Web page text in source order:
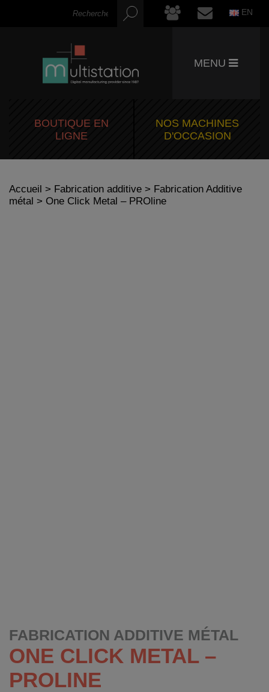
EN
MENU
BOUTIQUE EN
LIGNE
NOS MACHINES
D'OCCASION
Accueil > Fabrication additive > Fabrication Additive
métal > One Click Metal – PROline
FABRICATION ADDITIVE MÉTAL
ONE CLICK METAL –
PROLINE